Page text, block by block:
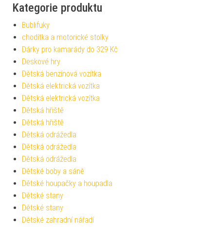
Kategorie produktu
Bublifuky
chodítka a motorické stolky
Dárky pro kamarády do 329 Kč
Deskové hry
Dětská benzínová vozítka
Dětská elektrická vozítka
Dětská elektrická vozítka
Dětská hřiště
Dětská hřiště
Dětská odrážedla
Dětská odrážedla
Dětská odrážedla
Dětské boby a sáně
Dětské houpačky a houpadla
Dětské stany
Dětské stany
Dětské zahradní nářadí